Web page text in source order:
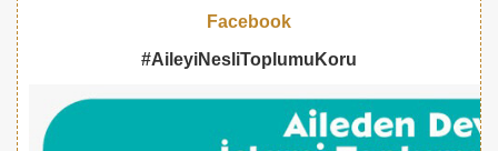
Facebook
#AileyiNesliToplumuKoru